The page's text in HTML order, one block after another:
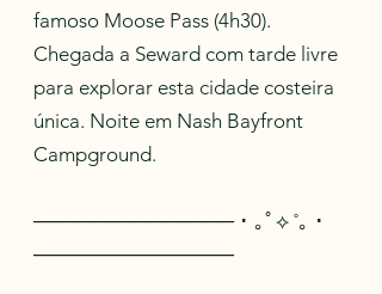
famoso Moose Pass (4h30).
Chegada a Seward com tarde livre
para explorar esta cidade costeira
única. Noite em Nash Bayfront
Campground.
────────────── ･ ｡ﾟ⟡ ˚｡ ･
──────────────